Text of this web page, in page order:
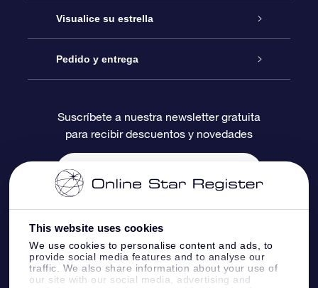
This website uses cookies
We use cookies to personalise content and ads, to
provide social media features and to analyse our
traffic. We also share information about your use of
our site with our social media, advertising and
Contáctanos
Blog
Reseñas
Regalo Estrella Online
Paquete de Regalo OSR
Tarjeta de Regalo OSR
Regalos empresariales
Visualice su estrella
Registro estelar
Página de Estrella Personalizada
Un Millón de Estrellas
Aplicación de RV Llévame a las estrellas
Pedido y entrega
Información de Pago
Información de Envío
Constelaciones
Suscríbete a nuestra newsletter gratuita
para recibir descuentos y novedades